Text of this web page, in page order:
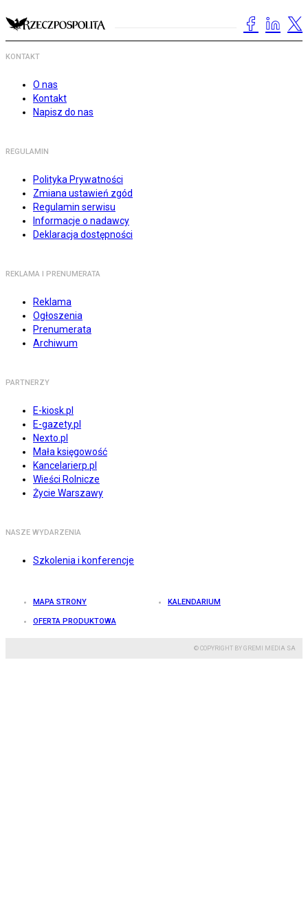
KONTAKT
O nas
Kontakt
Napisz do nas
REGULAMIN
Polityka Prywatności
Zmiana ustawień zgód
Regulamin serwisu
Informacje o nadawcy
Deklaracja dostępności
REKLAMA I PRENUMERATA
Reklama
Ogłoszenia
Prenumerata
Archiwum
PARTNERZY
E-kiosk.pl
E-gazety.pl
Nexto.pl
Mała księgowość
Kancelarierp.pl
Wieści Rolnicze
Życie Warszawy
NASZE WYDARZENIA
Szkolenia i konferencje
MAPA STRONY KALENDARIUM
OFERTA PRODUKTOWA
© COPYRIGHT BY GREMI MEDIA SA